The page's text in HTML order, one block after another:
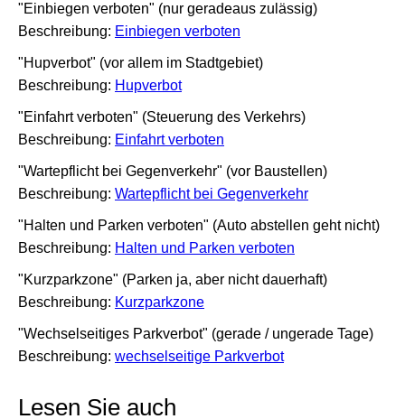
"Einbiegen verboten" (nur geradeaus zulässig)
Beschreibung: Einbiegen verboten
"Hupverbot" (vor allem im Stadtgebiet)
Beschreibung: Hupverbot
"Einfahrt verboten" (Steuerung des Verkehrs)
Beschreibung: Einfahrt verboten
"Wartepflicht bei Gegenverkehr" (vor Baustellen)
Beschreibung: Wartepflicht bei Gegenverkehr
"Halten und Parken verboten" (Auto abstellen geht nicht)
Beschreibung: Halten und Parken verboten
"Kurzparkzone" (Parken ja, aber nicht dauerhaft)
Beschreibung: Kurzparkzone
"Wechselseitiges Parkverbot" (gerade / ungerade Tage)
Beschreibung: wechselseitige Parkverbot
Lesen Sie auch